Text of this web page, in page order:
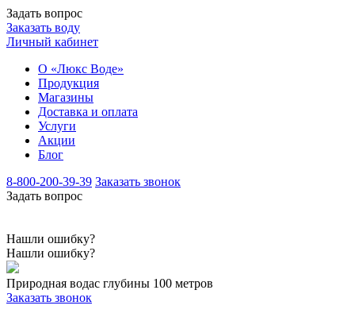
Задать вопрос
Заказать воду
Личный кабинет
О «Люкс Воде»
Продукция
Магазины
Доставка и оплата
Услуги
Акции
Блог
8-800-200-39-39 Заказать звонок
Задать вопрос
Нашли ошибку?
Нашли ошибку?
Природная водас глубины 100 метров
Заказать звонок